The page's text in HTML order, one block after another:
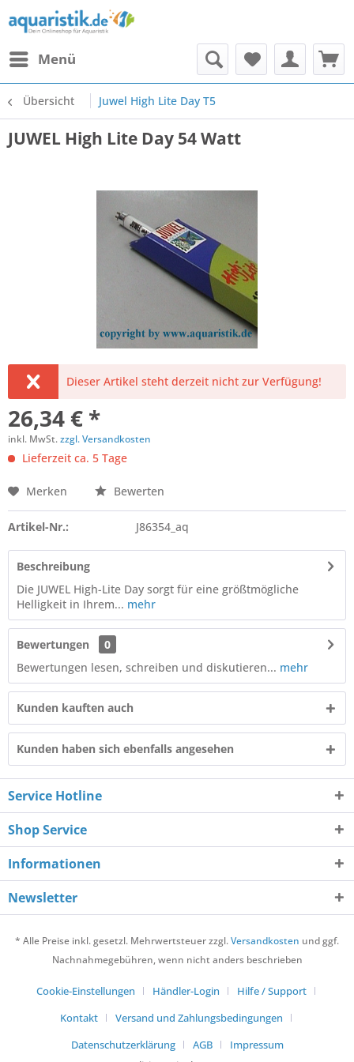
Menü
Übersicht Juwel High Lite Day T5
JUWEL High Lite Day 54 Watt
Dieser Artikel steht derzeit nicht zur Verfügung!
26,34 € *
inkl. MwSt.zzgl. Versandkosten
Lieferzeit ca. 5 Tage
Merken Bewerten
Artikel-Nr.: J86354_aq
Beschreibung
Die JUWEL High-Lite Day sorgt für eine größtmögliche
Helligkeit in Ihrem... mehr
Bewertungen
0
Bewertungen lesen, schreiben und diskutieren... mehr
Kunden kauften auch
Kunden haben sich ebenfalls angesehen
Service Hotline
Shop Service
Informationen
Newsletter
* Alle Preise inkl. gesetzl. Mehrwertsteuer zzgl.Versandkosten und ggf.
Nachnahmegebühren, wenn nicht anders beschrieben
Cookie-Einstellungen Händler-Login
Hilfe / Support
Kontakt
Versand und Zahlungsbedingungen
Datenschutzerklärung
AGB
Impressum